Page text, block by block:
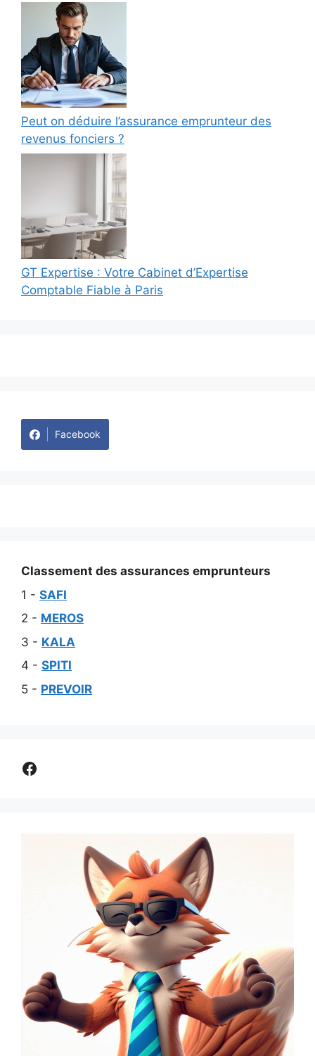
Peut on déduire l’assurance emprunteur des
revenus fonciers ?
GT Expertise : Votre Cabinet d’Expertise
Comptable Fiable à Paris
Facebook
Classement des assurances emprunteurs
1 - SAFI
2 - MEROS
3 - KALA
4 - SPITI
5 - PREVOIR
Comparer assurance